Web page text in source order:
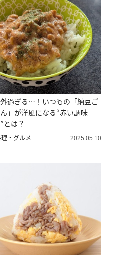
過ぎる…！いつもの「納豆ご
」が洋風になる“赤い調味
とは？
理・グルメ 2025.05.10